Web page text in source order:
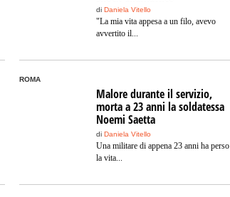
diDaniela Vitello
"La mia vita appesa a un filo, avevo
avvertito il...
ROMA
Malore durante il servizio,
morta a 23 anni la soldatessa
Noemi Saetta
diDaniela Vitello
Una militare di appena 23 anni ha perso
la vita...